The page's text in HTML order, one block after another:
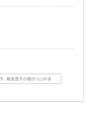
5．統失息子の母のつぶやき